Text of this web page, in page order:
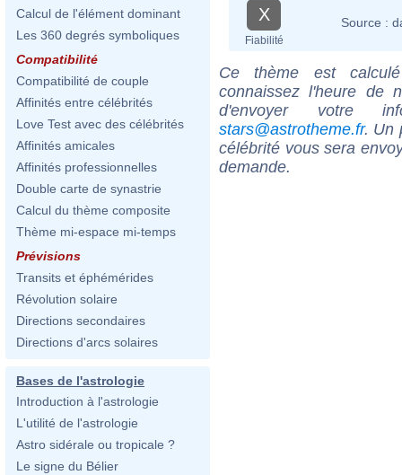
Calcul de l'élément dominant
Les 360 degrés symboliques
Compatibilité
Compatibilité de couple
Affinités entre célébrités
Love Test avec des célébrités
Affinités amicales
Affinités professionnelles
Double carte de synastrie
Calcul du thème composite
Thème mi-espace mi-temps
Prévisions
Transits et éphémérides
Révolution solaire
Directions secondaires
Directions d'arcs solaires
Bases de l'astrologie
Introduction à l'astrologie
L'utilité de l'astrologie
Astro sidérale ou tropicale ?
Le signe du Bélier
X
Fiabilité
Source :
Ce thème est
connaissez l'heure de
d'envoyer votre
stars@astrotheme.fr. Un
célébrité vous sera
demande.